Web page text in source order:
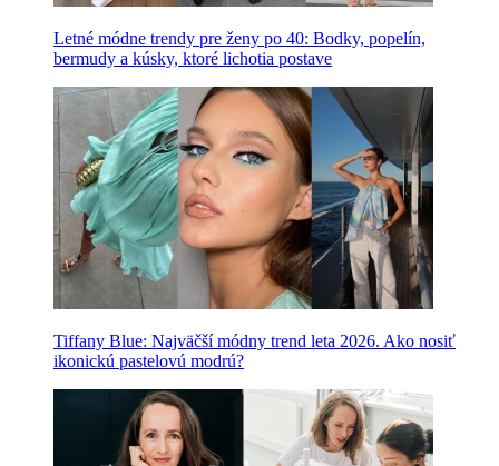
Letné módne trendy pre ženy po 40: Bodky, popelín,
bermudy a kúsky, ktoré lichotia postave
Tiffany Blue: Najväčší módny trend leta 2026. Ako nosiť
ikonickú pastelovú modrú?